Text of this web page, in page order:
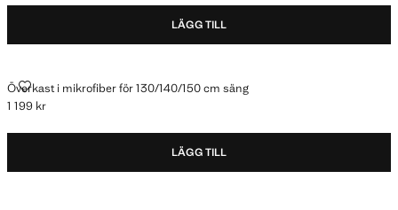
LÄGG TILL
Överkast i mikrofiber för 130/140/150 cm säng
ÖVERKAST I MIKROFIBER FÖR 130/140/150 CM SÄNG
Gällande pris [1 199 kr ]
1 199 kr
LÄGG TILL